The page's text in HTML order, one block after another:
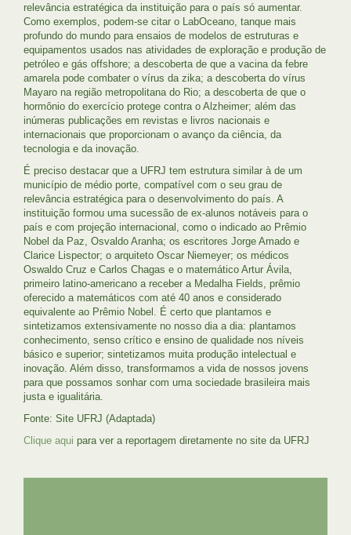
relevância estratégica da instituição para o país só aumentar.
Como exemplos, podem-se citar o LabOceano, tanque mais
profundo do mundo para ensaios de modelos de estruturas e
equipamentos usados nas atividades de exploração e produção de
petróleo e gás offshore; a descoberta de que a vacina da febre
amarela pode combater o vírus da zika; a descoberta do vírus
Mayaro na região metropolitana do Rio; a descoberta de que o
hormônio do exercício protege contra o Alzheimer; além das
inúmeras publicações em revistas e livros nacionais e
internacionais que proporcionam o avanço da ciência, da
tecnologia e da inovação.
É preciso destacar que a UFRJ tem estrutura similar à de um
município de médio porte, compatível com o seu grau de
relevância estratégica para o desenvolvimento do país. A
instituição formou uma sucessão de ex-alunos notáveis para o
país e com projeção internacional, como o indicado ao Prêmio
Nobel da Paz, Osvaldo Aranha; os escritores Jorge Amado e
Clarice Lispector; o arquiteto Oscar Niemeyer; os médicos
Oswaldo Cruz e Carlos Chagas e o matemático Artur Ávila,
primeiro latino-americano a receber a Medalha Fields, prêmio
oferecido a matemáticos com até 40 anos e considerado
equivalente ao Prêmio Nobel. É certo que plantamos e
sintetizamos extensivamente no nosso dia a dia: plantamos
conhecimento, senso crítico e ensino de qualidade nos níveis
básico e superior; sintetizamos muita produção intelectual e
inovação. Além disso, transformamos a vida de nossos jovens
para que possamos sonhar com uma sociedade brasileira mais
justa e igualitária.
Fonte: Site UFRJ (Adaptada)
Clique aqui para ver a reportagem diretamente no site da UFRJ